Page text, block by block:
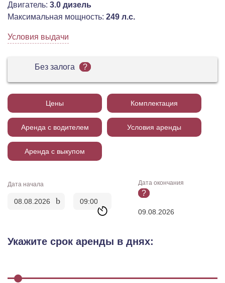
Цены Комплектация
Аренда с водителем Условия аренды
Аренда с выкупом
Дата начала Дата окончания
?
Укажите срок аренды в днях:
Двигатель: 3.0 дизель
Максимальная мощность: 249 л.с.
Условия выдачи
Без залога ?